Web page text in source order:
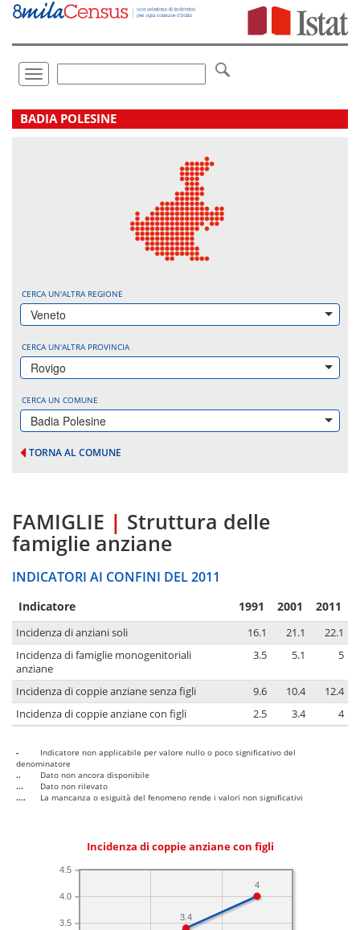
Vai
direttamente
Toggle
navigation
.
BADIA POLESINE
CERCA UN'ALTRA REGIONE
Veneto
CERCA UN'ALTRA PROVINCIA
Rovigo
CERCA UN COMUNE
Badia Polesine
TORNA AL COMUNE
FAMIGLIE | Struttura delle
famiglie anziane
INDICATORI AI CONFINI DEL 2011
Indicatore 1991 2001 2011
Incidenza di anziani soli 16.1 21.1
22.1
Incidenza di famiglie monogenitoriali
anziane
3.5 5.1 5
Incidenza di coppie anziane senza figli 9.6 10.4
12.4
Incidenza di coppie anziane con figli
2.5 3.4 4
-
Indicatore non applicabile per valore nullo o poco significativo del
denominatore
..
Dato non ancora disponibile
...
Dato non rilevato
....
La mancanza o esiguità del fenomeno rende i valori non significativi
Incidenza di coppie anziane con figli
3.5
4.0
4.5
4
3.4